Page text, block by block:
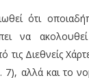
ότι
να
τις Διεθνείς
7), αλλά και το